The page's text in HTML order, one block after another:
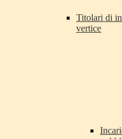
Titolari di
vertice